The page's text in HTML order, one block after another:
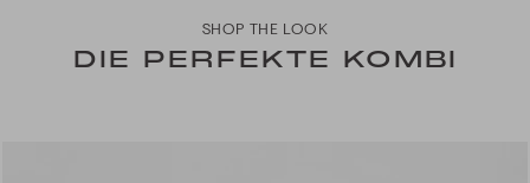
SHOP THE LOOK
DIE PERFEKTE KOMBI